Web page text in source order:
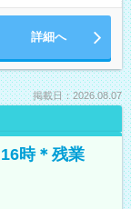
詳細へ
掲載日：2026.08.07
時＊残業